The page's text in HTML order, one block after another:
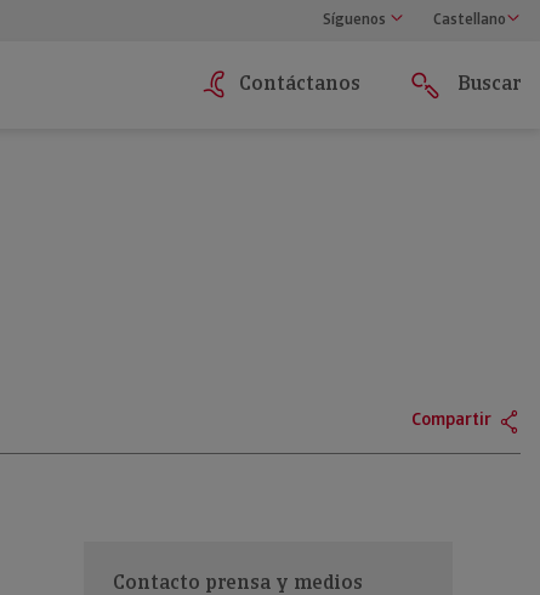
Síguenos Castellano
Contáctanos Buscar
Compartir
Contacto prensa y medios